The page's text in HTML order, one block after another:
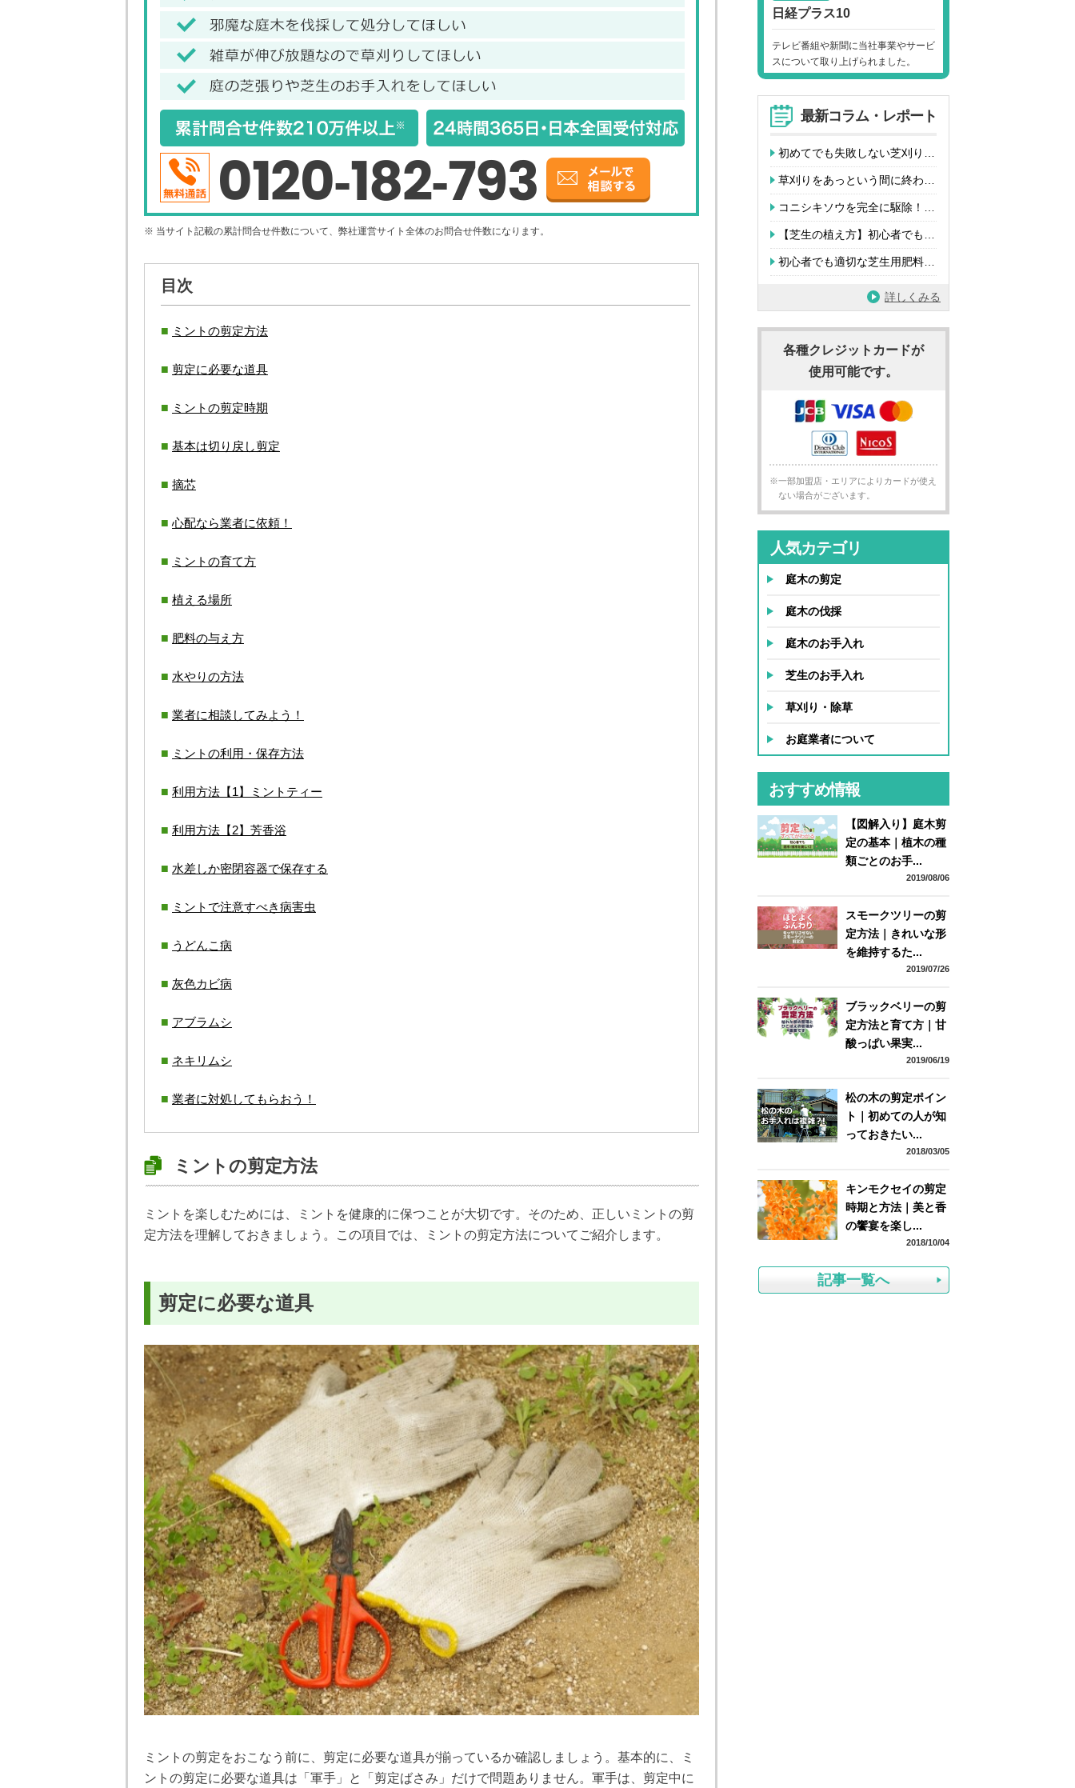
0120-182-793
※ 当サイト記載の累計問合せ件数について、弊社運営サイト全体のお問合せ件数になります。
目次
ミントの剪定方法
剪定に必要な道具
ミントの剪定時期
基本は切り戻し剪定
摘芯
心配なら業者に依頼！
ミントの育て方
植える場所
肥料の与え方
水やりの方法
業者に相談してみよう！
ミントの利用・保存方法
利用方法【1】ミントティー
利用方法【2】芳香浴
水差しか密閉容器で保存する
ミントで注意すべき病害虫
うどんこ病
灰色カビ病
アブラムシ
ネキリムシ
業者に対処してもらおう！
ミントの剪定方法
ミントを楽しむためには、ミントを健康的に保つことが大切です。そのため、正しいミントの剪
定方法を理解しておきましょう。この項目では、ミントの剪定方法についてご紹介します。
剪定に必要な道具
ミントの剪定をおこなう前に、剪定に必要な道具が揃っているか確認しましょう。基本的に、ミ
ントの剪定に必要な道具は「軍手」と「剪定ばさみ」だけで問題ありません。軍手は、剪定中に
日経プラス10
テレビ番組や新聞に当社事業やサービ
スについて取り上げられました。
最新コラム・レポート
初めてでも失敗しない芝刈り…
草刈りをあっという間に終わ…
コニシキソウを完全に駆除！…
【芝生の植え方】初心者でも…
初心者でも適切な芝生用肥料…
詳しくみる
各種クレジットカードが
使用可能です。
※一部加盟店・エリアによりカードが使え
ない場合がございます。
人気カテゴリ
庭木の剪定
庭木の伐採
庭木のお手入れ
芝生のお手入れ
草刈り・除草
お庭業者について
おすすめ情報
【図解入り】庭木剪
定の基本｜植木の種
類ごとのお手...
2019/08/06
スモークツリーの剪
定方法｜きれいな形
を維持するた...
2019/07/26
ブラックベリーの剪
定方法と育て方｜甘
酸っぱい果実...
2019/06/19
松の木の剪定ポイン
ト｜初めての人が知
っておきたい...
2018/03/05
キンモクセイの剪定
時期と方法｜美と香
の饗宴を楽し...
2018/10/04
記事一覧へ